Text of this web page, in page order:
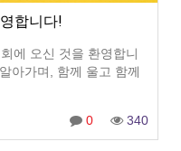
합니다!
에 오신 것을 환영합니
아가며, 함께 울고 함께
0 340